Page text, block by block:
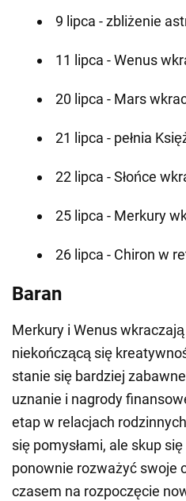
9 lipca - zbliżenie
11 lipca - Wenus
20 lipca - Mars
21 lipca - pełnia
22 lipca - Słońce
25 lipca - Merkury
26 lipca - Chiron w
Baran
Merkury i Wenus
niekończącą się
stanie się bardziej
uznanie i nagrody
etap w relacjach
się pomysłami, ale skup
ponownie rozważyć swoje
czasem na rozpoczęcie